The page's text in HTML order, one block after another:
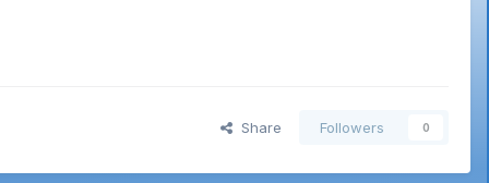
Share Followers 0